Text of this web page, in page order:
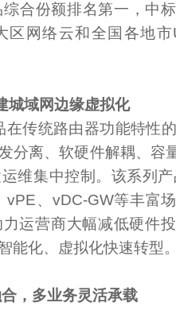
合份额排名第一，中
区网络云和全国各地
城域网边缘虚拟化
传统路由器功能特性
分离、软硬件解耦、容
维集中控制。该系列
vPE、vDC-GW等丰富
运营商大幅减低硬件
能化、虚拟化快速转型
，多业务灵活承载